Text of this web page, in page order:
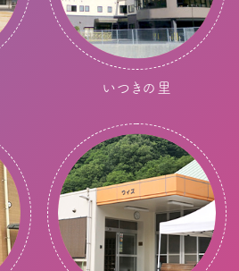
いつきの里